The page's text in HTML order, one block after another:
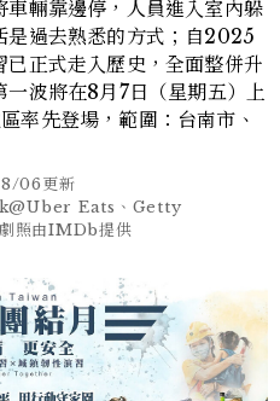
輛靠邊停，人員進入室內躲
是過去熟悉的方式；自2025
正式走入歷史，全面整併升
波將在8月7日（星期五）上
率先登場，範圍：台南市、
06更新
Eats、Getty
照由IMDb提供